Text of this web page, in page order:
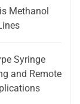
Methanol
Syringe
and Remote